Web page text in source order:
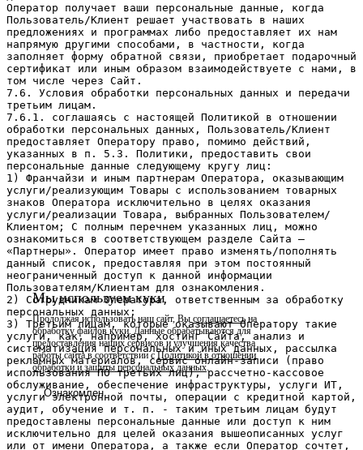
Мы используем куки
Продолжая использовать наш сайт, Вы соглашаетесь на
обработку файлов куки. Данные обрабатываются для
предоставления наших сервисов и улучшения качества
работы сайта в соответствии сПолитикой в отношении
обработки и защиты персональных данных.
Ознакомлен